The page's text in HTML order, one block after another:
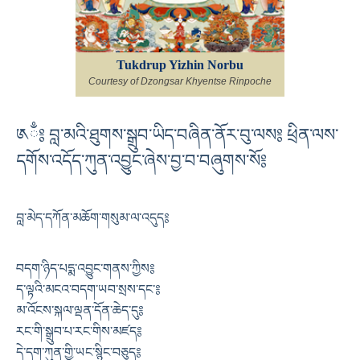
Tukdrup Yizhin Norbu
Courtesy of Dzongsar Khyentse Rinpoche
༁ྃ༔ བླ་མའི་ཐུགས་སྒྲུབ་ཡིད་བཞིན་ནོར་བུ་ལས༔ ཕྲིན་ལས་
དགོས་འདོད་ཀུན་འབྱུང་ཞེས་བྱ་བ་བཞུགས་སོ༔
བླ་མེད་དཀོན་མཆོག་གསུམ་ལ་འདུད༔
བདག་ཉིད་པདྨ་འབྱུང་གནས་ཀྱིས༔
ད་ལྟའི་མངའ་བདག་ཡབ་སྲས་དང་༔
མ་འོངས་སྐལ་ལྡན་དོན་ཆེད་དུ༔
རང་གི་སྒྲུབ་པ་རང་གིས་མཛད༔
དེ་དག་ཀུན་གྱི་ཡང་སྙིང་བཅུད༔